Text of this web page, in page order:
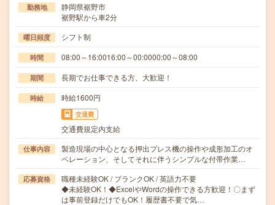
勤務地
静岡県裾野市
裾野駅から車2分
曜日頻度 シフト制
時間 08:00～16:0016:00～00:0000:00～08:00
期間 長期でお仕事できる方、大歓迎！
時給 時給1600円
交通費
交通費規定内支給
仕事内容
製造現場の中心となる押出プレス機の操作や成形加工のオ
ペレーション、そしてそれに伴うシンプルな付帯作業…
応募資格
職種未経験OK / ブランクOK / 英語力不要
◆未経験OK！◆ExcelやWordの操作できる方歓迎！〇まず
は事前登録だけでもOK！履歴書不要で気…